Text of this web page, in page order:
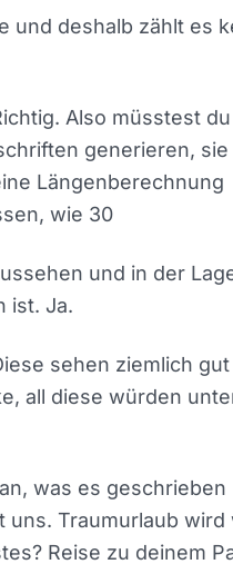
kann keine Zeichen
nicht.
und deshalb zählt es
Also müsstest
eine
wie 30
und in der
ist. Ja.
all diese würden